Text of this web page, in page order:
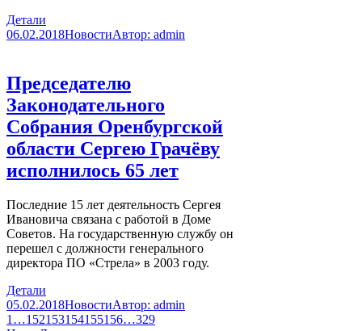
Детали
06.02.2018НовостиАвтор: admin
Председателю
Законодательного
Собрания Оренбургской
области Сергею Грачёву
исполнилось 65 лет
Последние 15 лет деятельность Сергея
Ивановича связана с работой в Доме
Советов. На государственную службу он
перешел с должности генерального
директора ПО «Стрела» в 2003 году.
Детали
05.02.2018НовостиАвтор: admin
1 …152153154155156…329